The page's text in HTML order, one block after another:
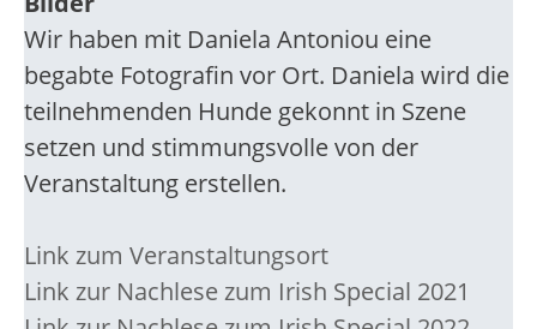
Wir haben mit Daniela Antoniou eine
begabte Fotografin vor Ort. Daniela wird die
teilnehmenden Hunde gekonnt in Szene
setzen und stimmungsvolle von der
Veranstaltung erstellen.
Link zum Veranstaltungsort
Link zur Nachlese zum Irish Special 2021